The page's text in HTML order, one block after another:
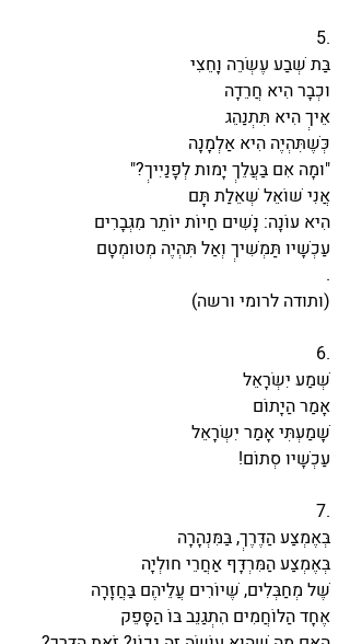
5.
בַּת שְׁבַע עֶשְׂרֵה וָחֵצִי
וּכְבָר הִיא חֲרֵדָה
אֵיךְ הִיא תִּתְנַהֵג
כְּשֶׁתִּהְיֶה הִיא אַלְמָנָה
"וּמָה אִם בַּעֲלֵךְ יָמוּת לְפָנַיִיךְ?"
אֲנִי שׁוֹאֵל שְׁאֵלַת תָּם
הִיא עוֹנָה: נָשִׁים חַיּוֹת יוֹתֵר מִגְּבָרִים
עַכְשָׁיו תַּמְשִׁיךְ וְאַל תִּהְיֶה מְטוּמְטָם
.
(ותודה לרומי ורשה)
6.
שְׁמַע יִשְׂרָאֵל
אָמַר הַיָּתוֹם
שָׁמַעְתִּי אָמַר יִשְׂרָאֵל
עַכְשָׁיו סְתוֹם!
7.
בְּאֶמְצַע הַדֶּרֶךְ, בַּמִּנְהָרָה
בְּאֶמְצַע הַמִּרְדָּף אַחֲרֵי חוּלְיָה
שֶׁל מְחַבְּלִים, שֶׁיּוֹרִים עֲלֵיהֶם בַּחֲזָרָה
אֶחָד הַלּוֹחֲמִים הִתְגַּנֵּב בּוֹ הַסָּפֵק